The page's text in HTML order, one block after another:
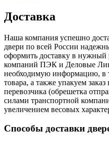
Доставка
Наша компания успешно
двери по всей России
оформить доставку в нужный
компаний ПЭК и Деловые
необходимую информацию, в
товара, а также упакуем
перевозчика (обрешетка
силами транспортной
увеличением весовых
Способы доставки